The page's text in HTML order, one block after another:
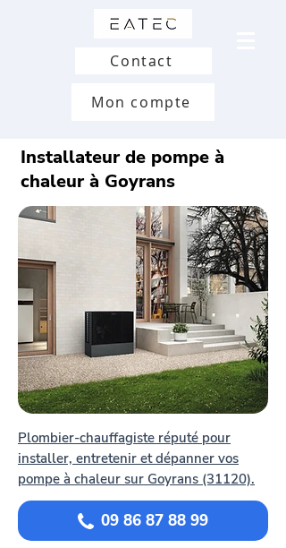
Contact
Mon compte
Installateur de pompe à
chaleur à Goyrans
Plombier-chauffagiste réputé pour
installer, entretenir et dépanner vos
pompe à chaleur sur Goyrans (31120).
09 86 87 88 99